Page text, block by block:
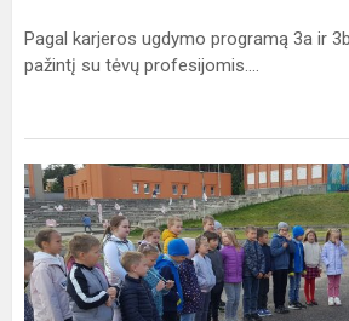
Pagal karjeros ugdymo programą 3a ir
pažintį su tėvų profesijomis....
Prevencinė
akcija
„Būk
saugus,
mokiny“